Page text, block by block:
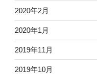
2020年2月
2020年1月
2019年11月
2019年10月